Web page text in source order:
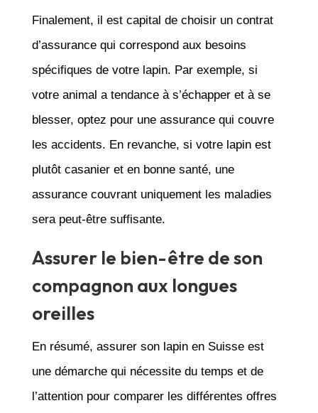
Finalement, il est capital de choisir un contrat
d’assurance qui correspond aux besoins
spécifiques de votre lapin. Par exemple, si
votre animal a tendance à s’échapper et à se
blesser, optez pour une assurance qui couvre
les accidents. En revanche, si votre lapin est
plutôt casanier et en bonne santé, une
assurance couvrant uniquement les maladies
sera peut-être suffisante.
Assurer le bien-être de son
compagnon aux longues
oreilles
En résumé, assurer son lapin en Suisse est
une démarche qui nécessite du temps et de
l’attention pour comparer les différentes offres